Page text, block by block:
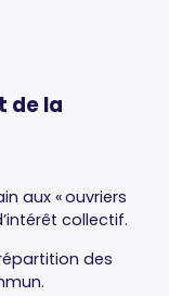
dela
aux « ouvriers
collectif.
des